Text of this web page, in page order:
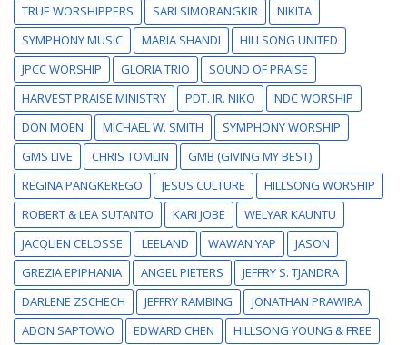
TRUE WORSHIPPERS
SARI SIMORANGKIR
NIKITA
SYMPHONY MUSIC
MARIA SHANDI
HILLSONG UNITED
JPCC WORSHIP
GLORIA TRIO
SOUND OF PRAISE
HARVEST PRAISE MINISTRY
PDT. IR. NIKO
NDC WORSHIP
DON MOEN
MICHAEL W. SMITH
SYMPHONY WORSHIP
GMS LIVE
CHRIS TOMLIN
GMB (GIVING MY BEST)
REGINA PANGKEREGO
JESUS CULTURE
HILLSONG WORSHIP
ROBERT & LEA SUTANTO
KARI JOBE
WELYAR KAUNTU
JACQLIEN CELOSSE
LEELAND WAWAN YAP
JASON
GREZIA EPIPHANIA
ANGEL PIETERS
JEFFRY S. TJANDRA
DARLENE ZSCHECH
JEFFRY RAMBING
JONATHAN PRAWIRA
ADON SAPTOWO
EDWARD CHEN HILLSONG YOUNG & FREE